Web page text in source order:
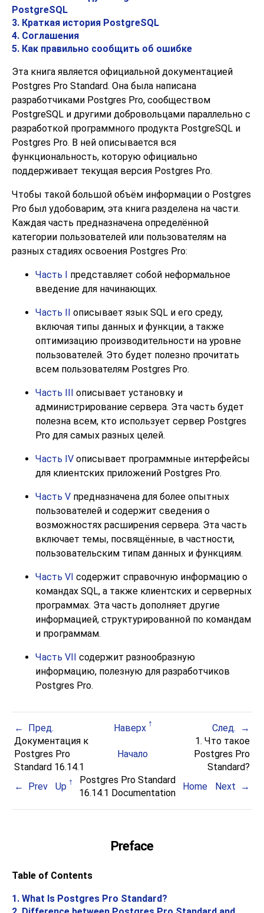
PostgreSQL
3. Краткая история PostgreSQL
4. Соглашения
5. Как правильно сообщить об ошибке
Эта книга является официальной документацией
Postgres Pro Standard. Она была написана
разработчиками Postgres Pro, сообществом
PostgreSQL и другими добровольцами параллельно с
разработкой программного продукта PostgreSQL и
Postgres Pro. В ней описывается вся
функциональность, которую официально
поддерживает текущая версия Postgres Pro.
Чтобы такой большой объём информации о Postgres
Pro был удобоварим, эта книга разделена на части.
Каждая часть предназначена определённой
категории пользователей или пользователям на
разных стадиях освоения Postgres Pro:
Часть I представляет собой неформальное
введение для начинающих.
Часть II описывает язык SQL и его среду,
включая типы данных и функции, а также
оптимизацию производительности на уровне
пользователей. Это будет полезно прочитать
всем пользователям Postgres Pro.
Часть III описывает установку и
администрирование сервера. Эта часть будет
полезна всем, кто использует сервер Postgres
Pro для самых разных целей.
Часть IV описывает программные интерфейсы
для клиентских приложений Postgres Pro.
Часть V предназначена для более опытных
пользователей и содержит сведения о
возможностях расширения сервера. Эта часть
включает темы, посвящённые, в частности,
пользовательским типам данных и функциям.
Часть VI содержит справочную информацию о
командах SQL, а также клиентских и серверных
программах. Эта часть дополняет другие
информацией, структурированной по командам
и программам.
Часть VII содержит разнообразную
информацию, полезную для разработчиков
Postgres Pro.
Пред. Наверх
След.
Документация к
Postgres Pro
Standard 16.14.1
Начало
1. Что такое
Postgres Pro
Standard?
Prev
Up
Postgres Pro Standard
16.14.1 Documentation
Home Next
Preface
Table of Contents
1. What Is Postgres Pro Standard?